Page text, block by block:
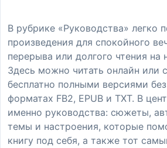
В рубрике «Руководства» легко
произведения для спокойного
перерыва или долгого чтения на
Здесь можно читать онлайн или
бесплатно полными версиями
форматах FB2, EPUB и TXT. В
именно руководства: сюжеты,
темы и настроения, которые
книгу под себя, а также тот